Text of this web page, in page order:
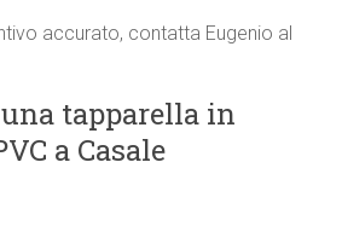
accurato, contatta Eugenio al
tapparella in
a Casale